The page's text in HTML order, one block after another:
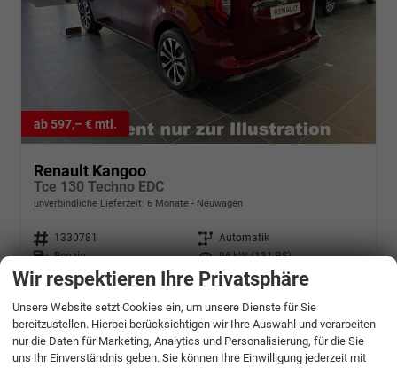
ab 597,– € mtl.
Renault Kangoo
Tce 130 Techno EDC
unverbindliche Lieferzeit: 6 Monate Neuwagen
Fahrzeugnr. 1330781 Getriebe Automatik
Kraftstoff Benzin Leistung 96 kW (131 PS)
30.154,– €
incl. 19% MwSt.
Details
Verbrauch kombiniert:6,80 l/100km
CO2-Klasse: E
CO 2-Emissionen:155,00 g/km
Wir respektieren Ihre Privatsphäre
Unsere Website setzt Cookies ein, um unsere Dienste für Sie
bereitzustellen. Hierbei berücksichtigen wir Ihre Auswahl und verarbeiten
nur die Daten für Marketing, Analytics und Personalisierung, für die Sie
uns Ihr Einverständnis geben. Sie können Ihre Einwilligung jederzeit mit